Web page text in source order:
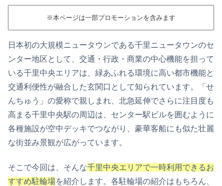
※本ページは一部プロモーションを含みます
日本初の大規模ニュータウンである千里ニュータウンのセ
ンター地区として、交通・行政・商業の中心機能を担って
いる千里中央エリアは、緑あふれる環境に高い都市機能と
交通利便性が融合した玄関口として知られています。「せ
んちゅう」の愛称で親しまれ、北急延伸でさらに注目度も
高まる千里中央駅の周辺は、センター駅ビルを囲むように
各種施設が空中デッキでつながり、豪華客船にも似た壮麗
な街並み景観が広がっています。
そこで今回は、そんな千里中央エリアで一時利用できるお
すすめ駐輪場を紹介します。各駐輪場の紹介はもちろん、